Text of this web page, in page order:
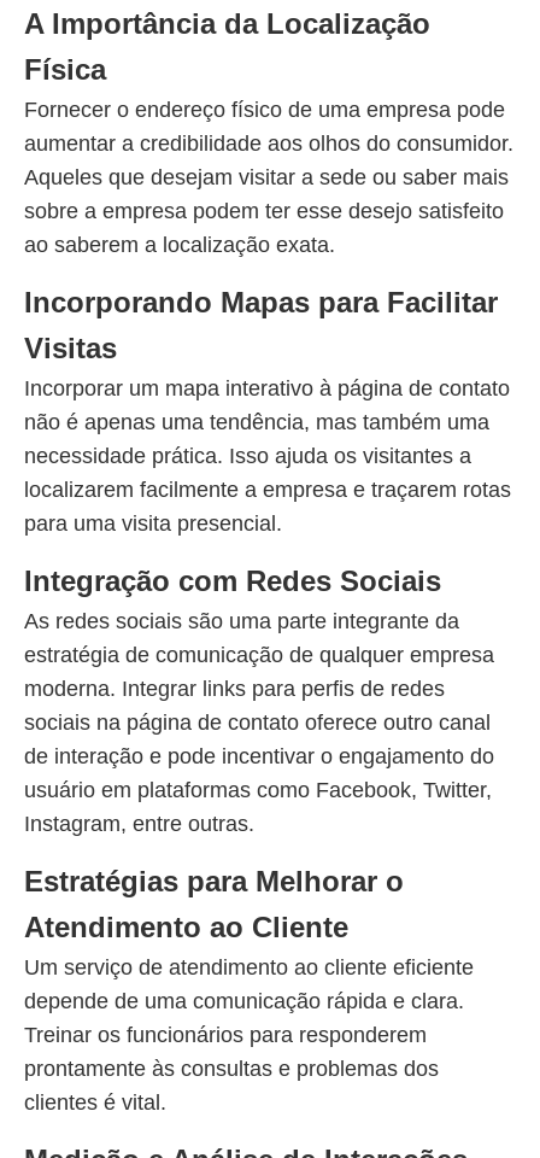
A Importância da Localização
Física
Fornecer o endereço físico de uma empresa pode
aumentar a credibilidade aos olhos do consumidor.
Aqueles que desejam visitar a sede ou saber mais
sobre a empresa podem ter esse desejo satisfeito
ao saberem a localização exata.
Incorporando Mapas para Facilitar
Visitas
Incorporar um mapa interativo à página de contato
não é apenas uma tendência, mas também uma
necessidade prática. Isso ajuda os visitantes a
localizarem facilmente a empresa e traçarem rotas
para uma visita presencial.
Integração com Redes Sociais
As redes sociais são uma parte integrante da
estratégia de comunicação de qualquer empresa
moderna. Integrar links para perfis de redes
sociais na página de contato oferece outro canal
de interação e pode incentivar o engajamento do
usuário em plataformas como Facebook, Twitter,
Instagram, entre outras.
Estratégias para Melhorar o
Atendimento ao Cliente
Um serviço de atendimento ao cliente eficiente
depende de uma comunicação rápida e clara.
Treinar os funcionários para responderem
prontamente às consultas e problemas dos
clientes é vital.